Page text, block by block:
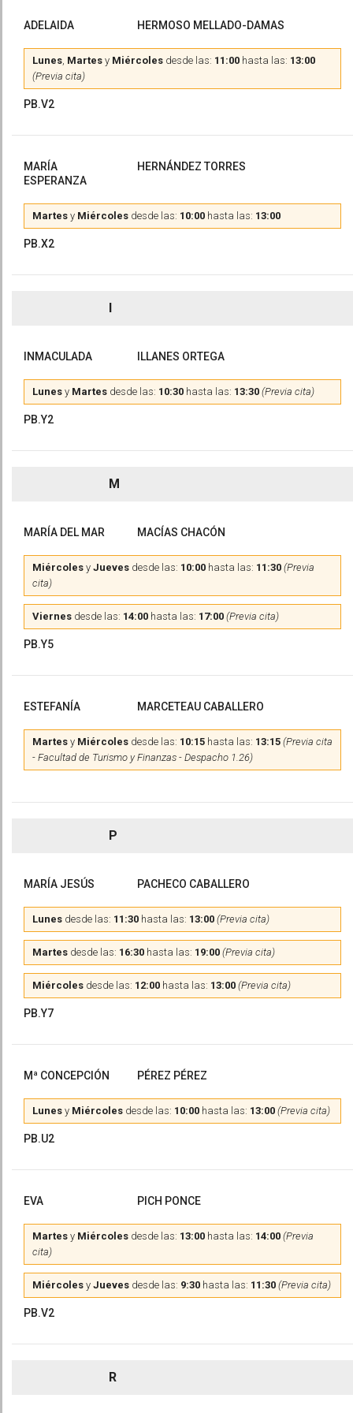
ADELAIDA HERMOSO MELLADO-DAMAS
Lunes, Martes y Miércoles desde las: 11:00 hasta las: 13:00
(Previa cita)
PB.V2
MARÍA
ESPERANZA
HERNÁNDEZ TORRES
Martes y Miércoles desde las: 10:00 hasta las: 13:00
PB.X2
I
INMACULADA ILLANES ORTEGA
Lunes y Martes desde las: 10:30 hasta las: 13:30 (Previa cita)
PB.Y2
M
MARÍA DEL MAR MACÍAS CHACÓN
Miércoles y Jueves desde las: 10:00 hasta las: 11:30 (Previa
cita)
Viernes desde las: 14:00 hasta las: 17:00 (Previa cita)
PB.Y5
ESTEFANÍA MARCETEAU CABALLERO
Martes y Miércoles desde las: 10:15 hasta las: 13:15 (Previa cita
- Facultad de Turismo y Finanzas - Despacho 1.26)
P
MARÍA JESÚS PACHECO CABALLERO
Lunes desde las: 11:30 hasta las: 13:00 (Previa cita)
Martes desde las: 16:30 hasta las: 19:00 (Previa cita)
Miércoles desde las: 12:00 hasta las: 13:00 (Previa cita)
PB.Y7
Mª CONCEPCIÓN PÉREZ PÉREZ
Lunes y Miércoles desde las: 10:00 hasta las: 13:00 (Previa cita)
PB.U2
EVA PICH PONCE
Martes y Miércoles desde las: 13:00 hasta las: 14:00 (Previa
cita)
Miércoles y Jueves desde las: 9:30 hasta las: 11:30 (Previa cita)
PB.V2
R